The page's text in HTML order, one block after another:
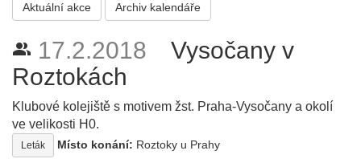
Aktuální akce Archiv kalendáře
people_alt 17.2.2018
Vysočany v
Roztokách
Klubové kolejiště s motivem žst. Praha-Vysočany a okolí
ve velikosti H0.
Leták Místo konání: Roztoky u Prahy